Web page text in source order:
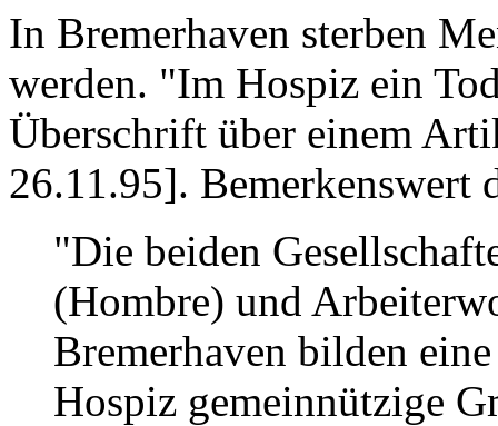
In Bremerhaven sterben
werden. "Im Hospiz ein
Überschrift über einem
26.11.95]. Bemerkenswert
"Die beiden
(Hombre) und
Bremerhaven bilden
Hospiz gemeinnützige